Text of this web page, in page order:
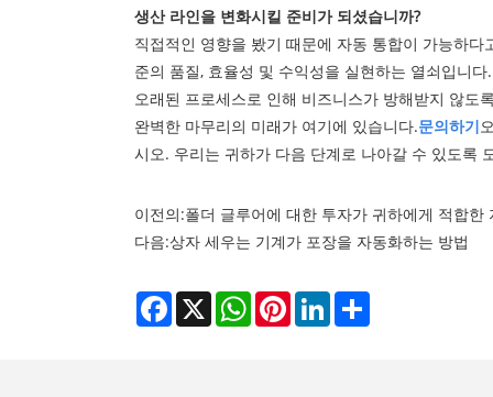
생산 라인을 변화시킬 준비가 되셨습니까?
직접적인 영향을 봤기 때문에 자동 통합이 가능하다
준의 품질, 효율성 및 수익성을 실현하는 열쇠입니다
오래된 프로세스로 인해 비즈니스가 방해받지 않도
완벽한 마무리의 미래가 여기에 있습니다.문의하기
시오. 우리는 귀하가 다음 단계로 나아갈 수 있도록
이전의:폴더 글루어에 대한 투자가 귀하에게 적합
다음:상자 세우는 기계가 포장을 자동화하는 방법
Facebook
X WhatsAppPinterestLinkedIn